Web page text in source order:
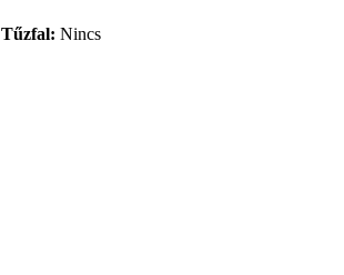
Tűzfal: Nincs